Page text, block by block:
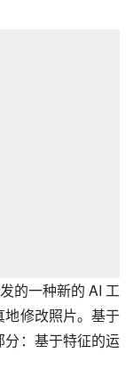
的一种新的 AI 工
修改照片。基于
：基于特征的运